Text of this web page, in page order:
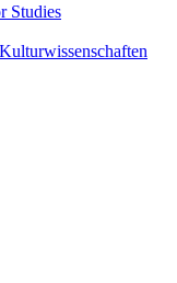
Studies